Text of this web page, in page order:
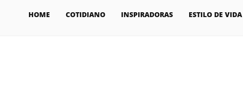
HOME COTIDIANO INSPIRADORAS ESTILO DE VIDA